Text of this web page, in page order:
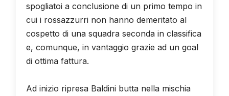
spogliatoi a conclusione di un primo tempo in
cui i rossazzurri non hanno demeritato al
cospetto di una squadra seconda in classifica
e, comunque, in vantaggio grazie ad un goal
di ottima fattura.
Ad inizio ripresa Baldini butta nella mischia